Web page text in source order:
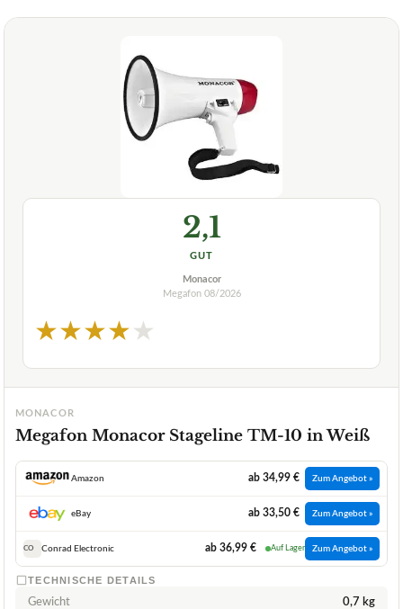
2,1
GUT
Monacor
Megafon 08/2026
★★★★★
MONACOR
Megafon Monacor Stageline TM-10 in Weiß
Amazon ab 34,99 € Zum Angebot »
eBay ab 33,50 € Zum Angebot »
CO Conrad Electronic ab 36,99 € Auf Lager Zum Angebot »
TECHNISCHE DETAILS
Gewicht 0,7 kg